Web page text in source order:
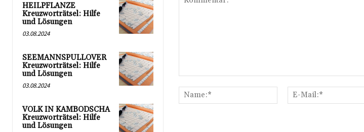
HEILPFLANZE
Kreuzworträtsel: Hilfe
und Lösungen
03.08.2024
SEEMANNSPULLOVER
Kreuzworträtsel: Hilfe
und Lösungen
03.08.2024
VOLK IN KAMBODSCHA
Kreuzworträtsel: Hilfe
und Lösungen
Name:*